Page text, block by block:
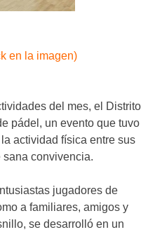
en la imagen)
del mes, el Distrito
pádel, un evento que tuvo
actividad física entre sus
sana convivencia.
jugadores de
a familiares, amigos y
se desarrolló en un